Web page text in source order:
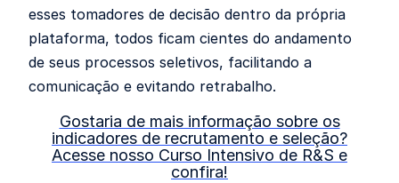
esses tomadores de decisão dentro da própria
plataforma, todos ficam cientes do andamento
de seus processos seletivos, facilitando a
comunicação e evitando retrabalho.
Gostaria de mais informação sobre os
indicadores de recrutamento e seleção?
Acesse nosso Curso Intensivo de R&S e
confira!